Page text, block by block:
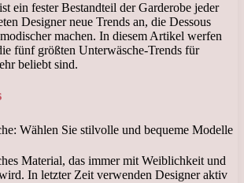
ist ein fester Bestandteil der Garderobe jeder
Designer neue Trends an, die Dessous
machen. In diesem Artikel werfen
fünf größten Unterwäsche-Trends für
beliebt sind.
Material, das immer mit Weiblichkeit und
In letzter Zeit verwenden Designer aktiv